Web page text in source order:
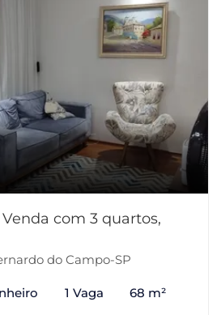
com 3 quartos,
do Campo-SP
1 Vaga 68 m²